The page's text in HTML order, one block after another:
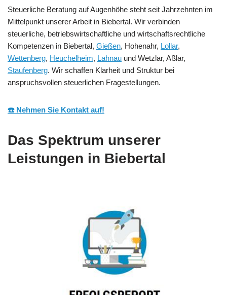
Steuerliche Beratung auf Augenhöhe steht seit Jahrzehnten im
Mittelpunkt unserer Arbeit in Biebertal. Wir verbinden
steuerliche, betriebswirtschaftliche und wirtschaftsrechtliche
Kompetenzen in Biebertal, Gießen, Hohenahr, Lollar,
Wettenberg, Heuchelheim, Lahnau und Wetzlar, Aßlar,
Staufenberg. Wir schaffen Klarheit und Struktur bei
anspruchsvollen steuerlichen Fragestellungen.
☎️ Nehmen Sie Kontakt auf!
Das Spektrum unserer
Leistungen in Biebertal